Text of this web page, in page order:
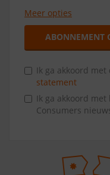
Meer opties
ABONNEMENT
Ik ga akkoord met
statement
Ik ga akkoord
Consumers